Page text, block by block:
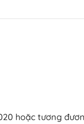
hoặc tương